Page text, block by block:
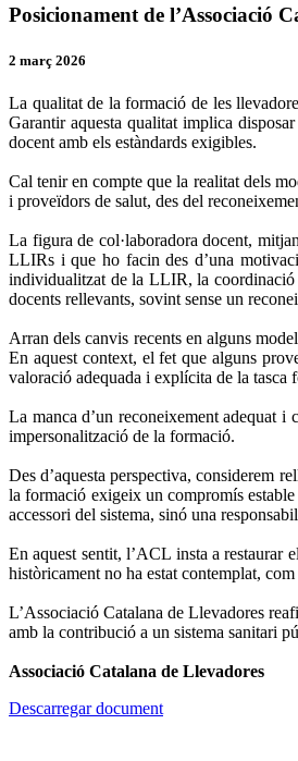
Posicionament de l’Associació
2 març 2026
La qualitat de la formació de les
Garantir aquesta qualitat implica
docent amb els estàndards exigibles.
Cal tenir en compte que la realitat dels
i proveïdors de salut, des del
La figura de col·laboradora docent,
LLIRs i que ho facin des d’una
individualitzat de la LLIR, la coordinació
docents rellevants, sovint sense un
Arran dels canvis recents en alguns
En aquest context, el fet que alguns
valoració adequada i explícita de la tasca
La manca d’un reconeixement adequat
impersonalització de la formació.
Des d’aquesta perspectiva, considerem
la formació exigeix un compromís
accessori del sistema, sinó una
En aquest sentit, l’ACL insta a restaurar
històricament no ha estat contemplat,
L’Associació Catalana de Llevadores
amb la contribució a un sistema sanitari
Associació Catalana de Llevadores
Descarregar document